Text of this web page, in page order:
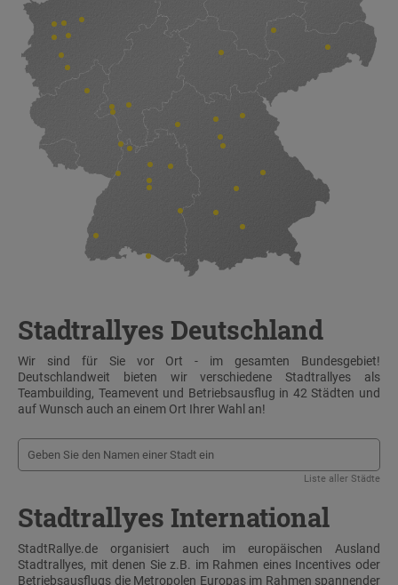
Stadtrallyes Deutschland
Wir sind für Sie vor Ort - im gesamten Bundesgebiet!
Deutschlandweit bieten wir verschiedene Stadtrallyes als
Teambuilding, Teamevent und Betriebsausflug in 42 Städten und
auf Wunsch auch an einem Ort Ihrer Wahl an!
Liste aller Städte
Stadtrallyes International
StadtRallye.de organisiert auch im europäischen Ausland
Stadtrallyes, mit denen Sie z.B. im Rahmen eines Incentives oder
Betriebsausflugs die Metropolen Europas im Rahmen spannender